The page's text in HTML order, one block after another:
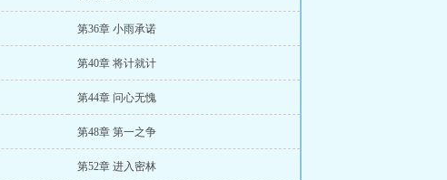
第36章 小雨承诺
第40章 将计就计
第44章 问心无愧
第48章 第一之争
第52章 进入密林